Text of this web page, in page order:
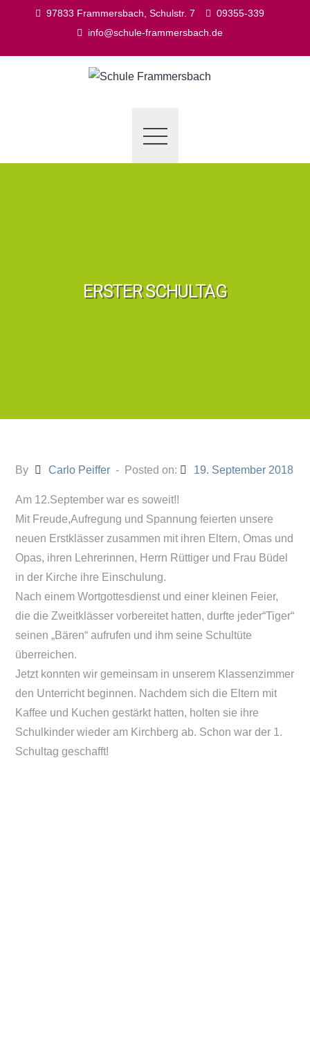
97833 Frammersbach, Schulstr. 7
09355-339
info@schule-frammersbach.de
ERSTER SCHULTAG
By Carlo Peiffer Posted on: 19. September 2018
Am 12.September war es soweit!!
Mit Freude,Aufregung und Spannung feierten unsere
neuen Erstklässer zusammen mit ihren Eltern, Omas und
Opas, ihren Lehrerinnen, Herrn Rüttiger und Frau Büdel
in der Kirche ihre Einschulung.
Nach einem Wortgottesdienst und einer kleinen Feier,
die die Zweitklässer vorbereitet hatten, durfte jeder“Tiger“
seinen „Bären“ aufrufen und ihm seine Schultüte
überreichen.
Jetzt konnten wir gemeinsam in unserem Klassenzimmer
den Unterricht beginnen. Nachdem sich die Eltern mit
Kaffee und Kuchen gestärkt hatten, holten sie ihre
Schulkinder wieder am Kirchberg ab. Schon war der 1.
Schultag geschafft!